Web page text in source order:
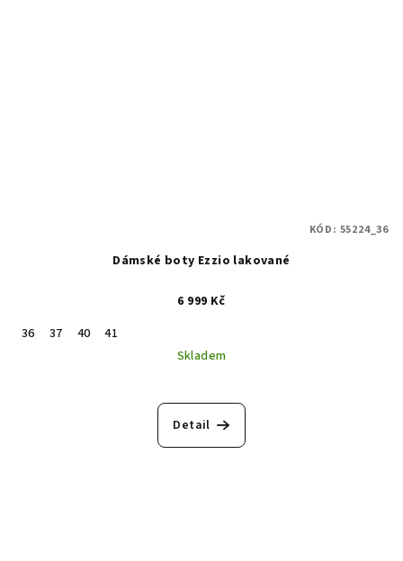
Dámské boty Ezzio lakované
6 999 Kč
36
37 40
41
Skladem
hodnocení
produktu
Detail
KÓD: 55224_36